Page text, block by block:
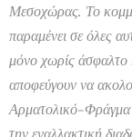
Μεσοχώρας. Το
παραμένει σε όλες
μόνο χωρίς άσφαλτο
αποφεύγουν να
Αρματολικό-Φράγμα
την εναλλακτική